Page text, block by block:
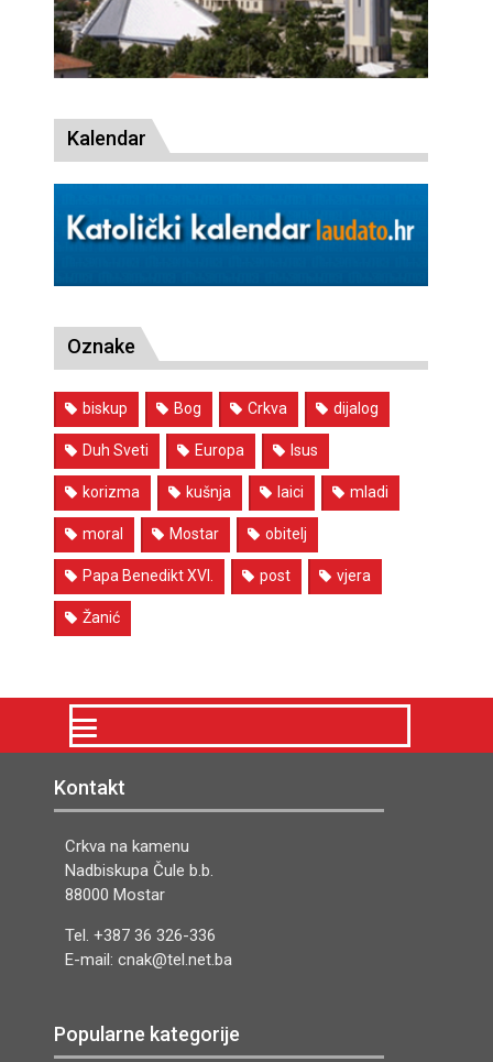
Kalendar
Oznake
biskup Bog Crkva dijalog
Duh Sveti Europa Isus
korizma kušnja laici mladi
moral Mostar obitelj
Papa Benedikt XVI. post vjera
Žanić
Kontakt
Crkva na kamenu
Nadbiskupa Čule b.b.
88000 Mostar
Tel. +387 36 326-336
E-mail: cnak@tel.net.ba
Popularne kategorije